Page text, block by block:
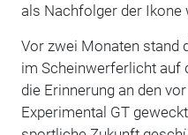
als Nachfolger der Ikone
Vor zwei Monaten stand
im Scheinwerferlicht auf
die Erinnerung an den
Experimental GT